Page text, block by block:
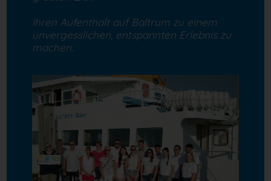
Ihren Aufenthalt auf Baltrum zu einem
unvergesslichen, entspannten Erlebnis zu
machen.